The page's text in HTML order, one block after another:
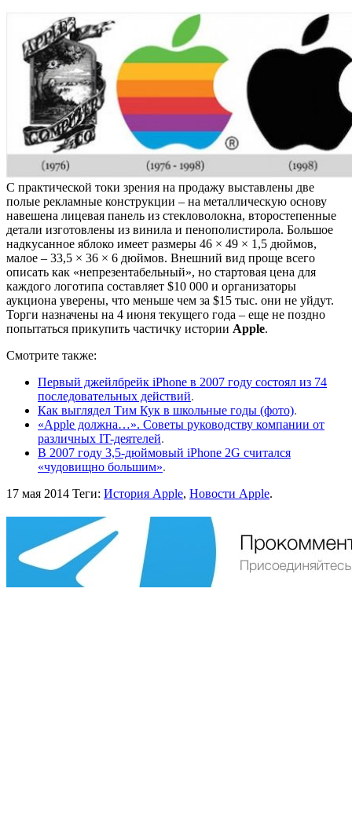
С практической токи зрения на продажу выставлены две
полые рекламные конструкции – на металлическую основу
навешена лицевая панель из стекловолокна, второстепенные
детали изготовлены из винила и пенополистирола. Большое
надкусанное яблоко имеет размеры 46 × 49 × 1,5 дюймов,
малое – 33,5 × 36 × 6 дюймов. Внешний вид проще всего
описать как «непрезентабельный», но стартовая цена для
каждого логотипа составляет $10 000 и организаторы
аукциона уверены, что меньше чем за $15 тыс. они не уйдут.
Торги назначены на 4 июня текущего года – еще не поздно
попытаться прикупить частичку истории Apple.
Смотрите также:
Первый джейлбрейк iPhone в 2007 году состоял из 74
последовательных действий.
Как выглядел Тим Кук в школьные годы (фото).
«Apple должна…». Советы руководству компании от
различных IT-деятелей.
В 2007 году 3,5-дюймовый iPhone 2G считался
«чудовищно большим».
17 мая 2014 Теги: История Apple, Новости Apple.